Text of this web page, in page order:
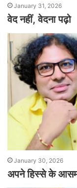
January 31, 2026
वेद नहीं, वेदना पढ़ो
January 30, 2026
अपने हिस्से के